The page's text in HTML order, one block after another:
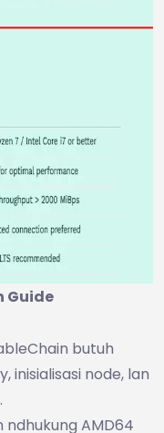
Guide
butuh
inisialisasi node, lan
ndhukung AMD64